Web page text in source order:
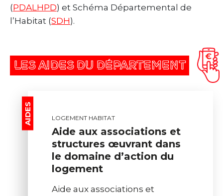
(PDALHPD) et Schéma Départemental de
l’Habitat (SDH).
LES AIDES DU DÉPARTEMENT
LOGEMENT HABITAT
Aide aux associations et
structures œuvrant dans
le domaine d’action du
logement
Aide aux associations et
AIDES